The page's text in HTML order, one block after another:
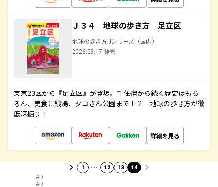
Ｊ３４ 地球の歩き方 足立区
地球の歩き方 Jシリーズ（国内）
2026.09.17 発売
東京23区から『足立区』が登場。千住宿から続く歴史はもち
ろん、美食に銭湯、タコさん公園まで！？ 地球の歩き方が徹
底深掘り！
詳細を見る
1 … 12 13 14
AD
AD